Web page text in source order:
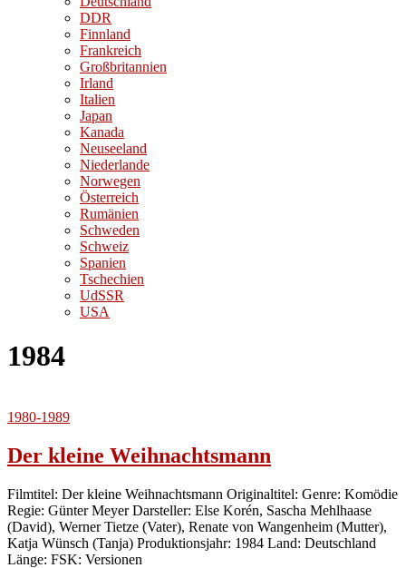
DDR
Finnland
Frankreich
Großbritannien
Irland
Italien
Japan
Kanada
Neuseeland
Niederlande
Norwegen
Österreich
Rumänien
Schweden
Schweiz
Spanien
Tschechien
UdSSR
USA
1984
1980-1989
Der kleine Weihnachtsmann
Filmtitel: Der kleine Weihnachtsmann Originaltitel: Genre: Komödie
Regie: Günter Meyer Darsteller: Else Korén, Sascha Mehlhaase
(David), Werner Tietze (Vater), Renate von Wangenheim (Mutter),
Katja Wünsch (Tanja) Produktionsjahr: 1984 Land: Deutschland
Länge: FSK: Versionen